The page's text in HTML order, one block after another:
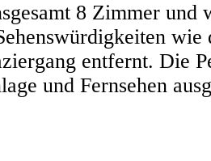
8 Zimmer
entfernt. Die
und Fernsehen